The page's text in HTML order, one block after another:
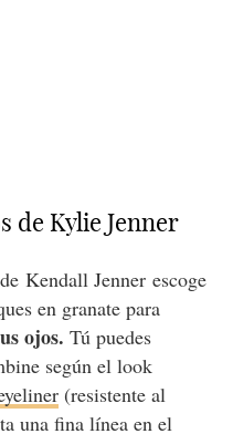
de Kylie Jenner
Kendall Jenner escoge
en granate para
ojos. Tú puedes
según el look
(resistente al
una fina línea en el